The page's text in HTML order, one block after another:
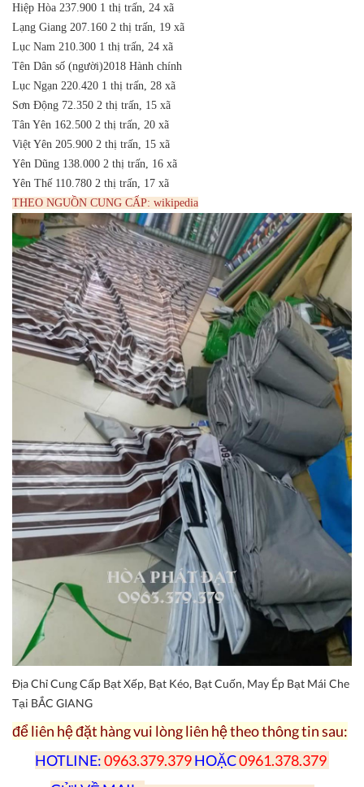
Hiệp Hòa 237.900 1 thị trấn, 24 xã
Lạng Giang 207.160 2 thị trấn, 19 xã
Lục Nam 210.300 1 thị trấn, 24 xã
Tên Dân số (người)2018 Hành chính
Lục Ngạn 220.420 1 thị trấn, 28 xã
Sơn Động 72.350 2 thị trấn, 15 xã
Tân Yên 162.500 2 thị trấn, 20 xã
Việt Yên 205.900 2 thị trấn, 15 xã
Yên Dũng 138.000 2 thị trấn, 16 xã
Yên Thế 110.780 2 thị trấn, 17 xã
THEO NGUỒN CUNG CẤP: wikipedia
Địa Chỉ Cung Cấp Bạt Xếp, Bạt Kéo, Bạt Cuốn, May Ép Bạt Mái Che
Tại BẮC GIANG
để liên hệ đặt hàng vui lòng liên hệ theo thông tin sau:
HOTLINE:0963.379.379HOẶC0961.378.379